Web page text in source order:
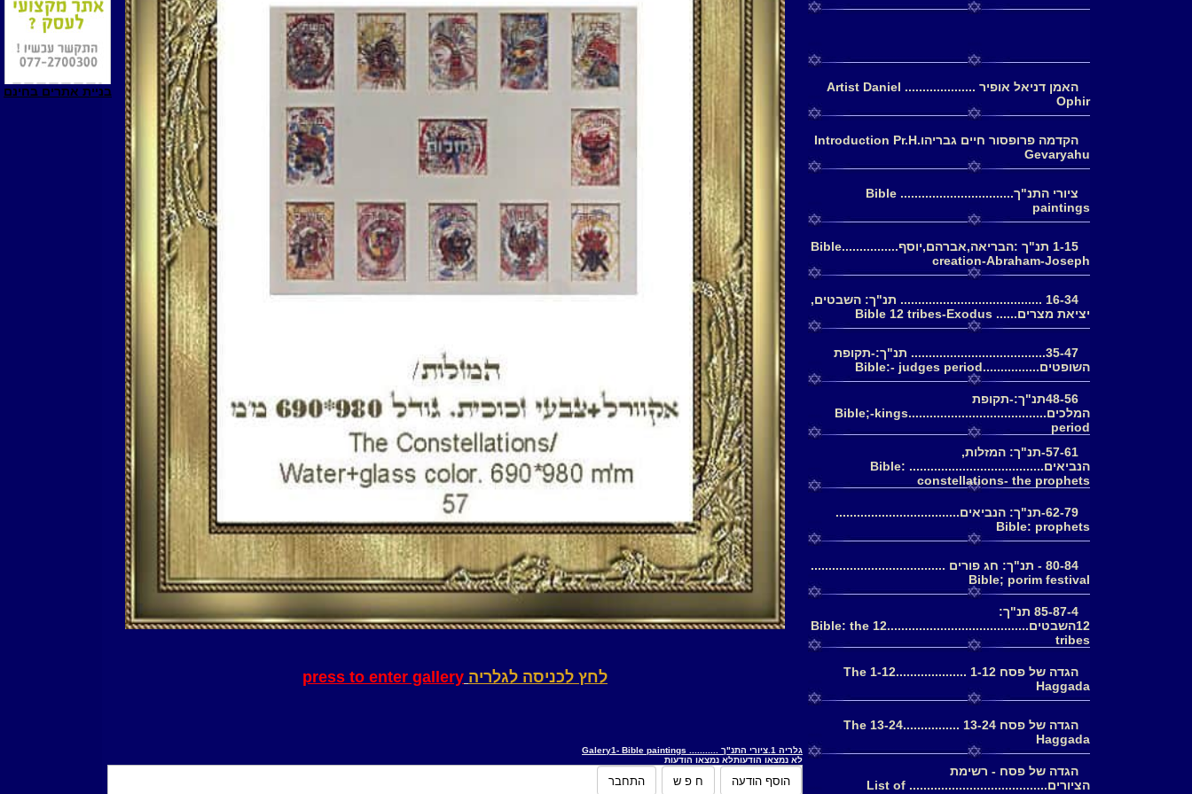
בניית אתרים בחינם
האמן דניאל אופיר .................... Artist Daniel
Ophir
הקדמה פרופסור חיים גבריהוIntroduction Pr.H.
Gevaryahu
ציורי התנ"ך................................ Bible
paintings
1-15 תנ"ך :הבריאה,אברהם,יוסף................Bible
creation-Abraham-Joseph
16-34 ........................................ תנ"ך: השבטים,
יציאת מצרים...... Bible 12 tribes-Exodus
35-47...................................... תנ"ך:-תקופת
השופטים................Bible:- judges period
48-56תנ"ך:-תקופת
המלכים.......................................Bible;-kings
period
57-61-תנ"ך: המזלות,
הנביאים...................................... Bible:
constellations- the prophets
62-79-תנ"ך: הנביאים...................................
Bible: prophets
80-84 - תנ"ך: חג פורים ......................................
Bible; porim festival
85-87-4 תנ"ך:
12השבטים........................................Bible: the 12
tribes
הגדה של פסח 1-12 ....................1-12 The
Haggada
הגדה של פסח 13-24 ................13-24 The
Haggada
הגדה של פסח - רשימת
הציורים....................................... List of
לחץ לכניסה לגלריה press to enter gallery
גלריה 1.ציורי התנ"ך ........... Galery1- Bible paintings
לא נמצאו הודעותלא נמצאו הודעות